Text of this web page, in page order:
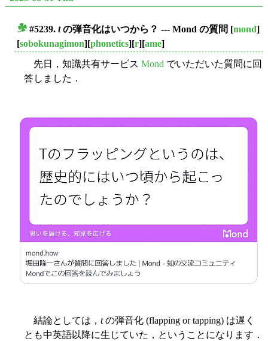
#5239. tの弾音化はいつから？ --- Mond の質問 [mond]
[sobokunagimon][phonetics][r][ame]
先日，知識共有サービス Mond でいただいた質問に回
答しました．
結論としては， tの弾音化 (flapping or tapping) は遅く
とも中英語以降に生じていた，ということになります．